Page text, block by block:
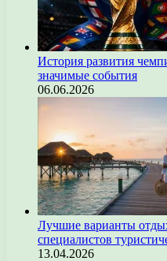
История развития
значимые события
06.06.2026
Лучшие варианты
специалистов
13.04.2026